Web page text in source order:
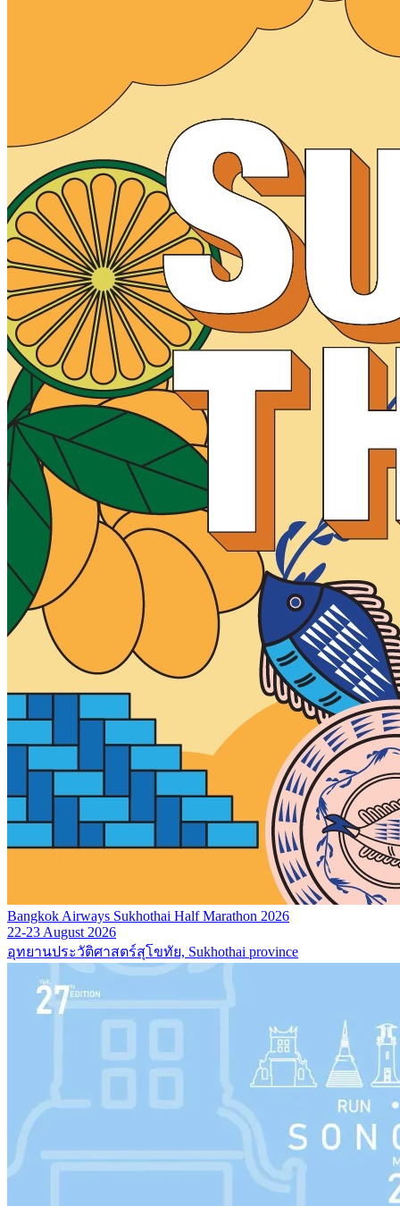
Bangkok Airways Sukhothai Half Marathon 2026
22-23 August 2026
อุทยานประวัติศาสตร์สุโขทัย, Sukhothai province